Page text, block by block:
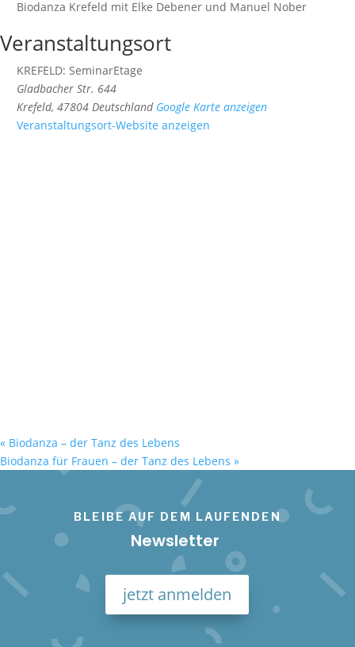
Biodanza Krefeld mit Elke Debener und Manuel Nober
Veranstaltungsort
KREFELD: SeminarEtage
Gladbacher Str. 644
Krefeld, 47804 Deutschland Google Karte anzeigen
Veranstaltungsort-Website anzeigen
« Biodanza – der Tanz des Lebens
Biodanza für Frauen – der Tanz des Lebens »
BLEIBE AUF DEM LAUFENDEN
Newsletter
jetzt anmelden